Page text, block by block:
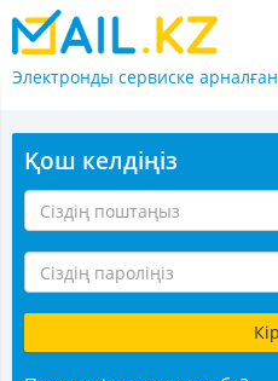
Электронды сервиске арналған
Қош келдіңіз